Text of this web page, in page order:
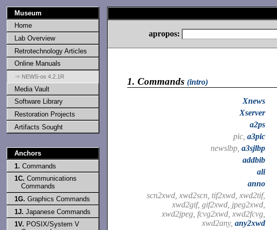
Museum
Home
Lab Overview
Retrotechnology Articles
Online Manuals
⇒ NEWS-os 4.2.1R
Media Vault
Software Library
Restoration Projects
Artifacts Sought
Anchors
1. Commands
1C. Communications
Commands
1G. Graphics Commands
1J. Japanese Commands
1V. POSIX/System V
apropos:
1. Commands(intro)
Xnews
Xserver
a2ps
pic, a3pic
newslbp, a3sjlbp
addbib
ali
anno
scn2xwd, xwd2scn, tif2xwd, xwd2tif,
xwd2gif, gif2xwd, jpeg2xwd,
xwd2jpeg, fcvg2xwd, xwd2fcvg,
xwd2any, any2xwd